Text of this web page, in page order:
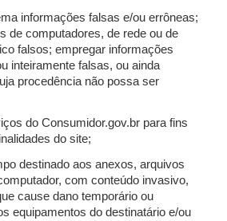
informações falsas e/ou errôneas;
de computadores, de rede ou de
falsos; empregar informações
inteiramente falsas, ou ainda
procedência não possa ser
do Consumidor.gov.br para fins
do site;
destinado aos anexos, arquivos
com conteúdo invasivo,
cause dano temporário ou
equipamentos do destinatário e/ou